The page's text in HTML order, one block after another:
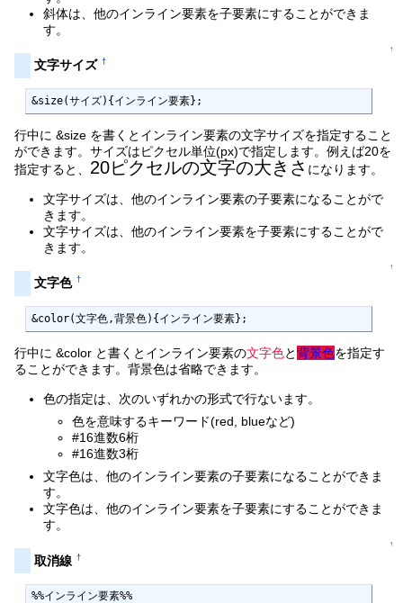
斜体は、他のインライン要素を子要素にすることができま
す。
↑
文字サイズ †
&size(サイズ){インライン要素};
行中に &size を書くとインライン要素の文字サイズを指定すること
ができます。サイズはピクセル単位(px)で指定します。例えば20を
指定すると、 20ピクセルの文字の大きさ になります。
文字サイズは、他のインライン要素の子要素になることがで
きます。
文字サイズは、他のインライン要素を子要素にすることがで
きます。
↑
文字色 †
&color(文字色,背景色){インライン要素};
行中に &color と書くとインライン要素の文字色と背景色を指定す
ることができます。背景色は省略できます。
色の指定は、次のいずれかの形式で行ないます。
色を意味するキーワード(red, blueなど)
#16進数6桁
#16進数3桁
文字色は、他のインライン要素の子要素になることができま
す。
文字色は、他のインライン要素を子要素にすることができま
す。
↑
取消線 †
%%インライン要素%%